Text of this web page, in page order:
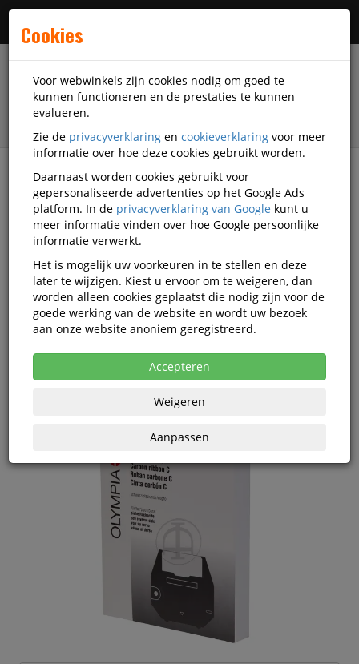
filter
Printer supplies
Printer linten en toebehoren
Nylon linten
Olympia
068106000 OLYMPIA Carrera S
ribbon black
Korting vanaf aankoop 2 eenheden, zieprijsoverzicht
Cookies
Voor webwinkels zijn cookies nodig om goed te
kunnen functioneren en de prestaties te kunnen
evalueren.
Zie de privacyverklaring en cookieverklaring voor meer
informatie over hoe deze cookies gebruikt worden.
Daarnaast worden cookies gebruikt voor
gepersonaliseerde advertenties op het Google Ads
platform. In de privacyverklaring van Google kunt u
meer informatie vinden over hoe Google persoonlijke
informatie verwerkt.
Het is mogelijk uw voorkeuren in te stellen en deze
later te wijzigen. Kiest u ervoor om te weigeren, dan
worden alleen cookies geplaatst die nodig zijn voor de
goede werking van de website en wordt uw bezoek
aan onze website anoniem geregistreerd.
Accepteren
Weigeren
Aanpassen